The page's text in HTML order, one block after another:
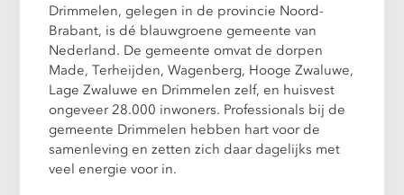
Drimmelen, gelegen in de provincie Noord-
Brabant, is dé blauwgroene gemeente van
Nederland. De gemeente omvat de dorpen
Made, Terheijden, Wagenberg, Hooge Zwaluwe,
Lage Zwaluwe en Drimmelen zelf, en huisvest
ongeveer 28.000 inwoners. Professionals bij de
gemeente Drimmelen hebben hart voor de
samenleving en zetten zich daar dagelijks met
veel energie voor in.